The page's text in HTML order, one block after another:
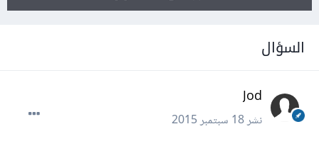
السؤال
Jod
نشر18 سبتمبر 2015